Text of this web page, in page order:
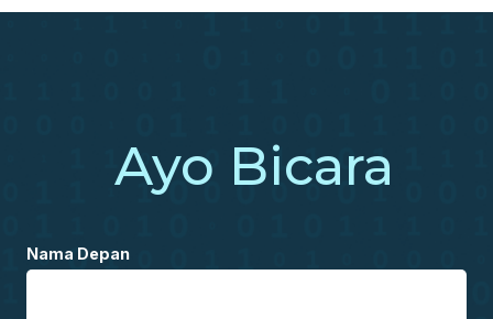
Ayo Bicara
Nama Depan